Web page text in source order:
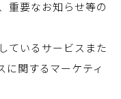
重要なお知らせ等の
ているサービスまた
に関するマーケティ